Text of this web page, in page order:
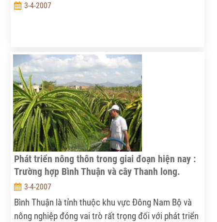
3-4-2007
Phát triển nông thôn trong giai đoạn hiện nay :
Trường hợp Bình Thuận và cây Thanh long.
3-4-2007
Bình Thuận là tỉnh thuộc khu vực Đông Nam Bộ và
nông nghiệp đóng vai trò rất trọng đối với phát triển